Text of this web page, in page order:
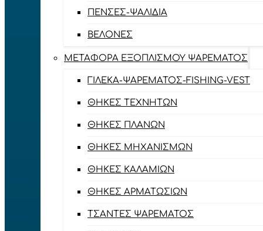
ΠΈΝΣΕΣ-ΨΑΛΊΔΙΑ
ΒΕΛΌΝΕΣ
ΜΕΤΑΦΟΡΆ ΕΞΟΠΛΙΣΜΟΎ ΨΑΡΈΜΑΤΟΣ
ΓΙΛΈΚΑ-ΨΑΡΈΜΑΤΟΣ-FISHING-VEST
ΘΉΚΕΣ ΤΕΧΝΗΤΏΝ
ΘΉΚΕΣ ΠΛΆΝΩΝ
ΘΉΚΕΣ ΜΗΧΑΝΙΣΜΏΝ
ΘΉΚΕΣ ΚΑΛΑΜΙΏΝ
ΘΉΚΕΣ ΑΡΜΑΤΩΣΙΏΝ
ΤΣΆΝΤΕΣ ΨΑΡΈΜΑΤΟΣ